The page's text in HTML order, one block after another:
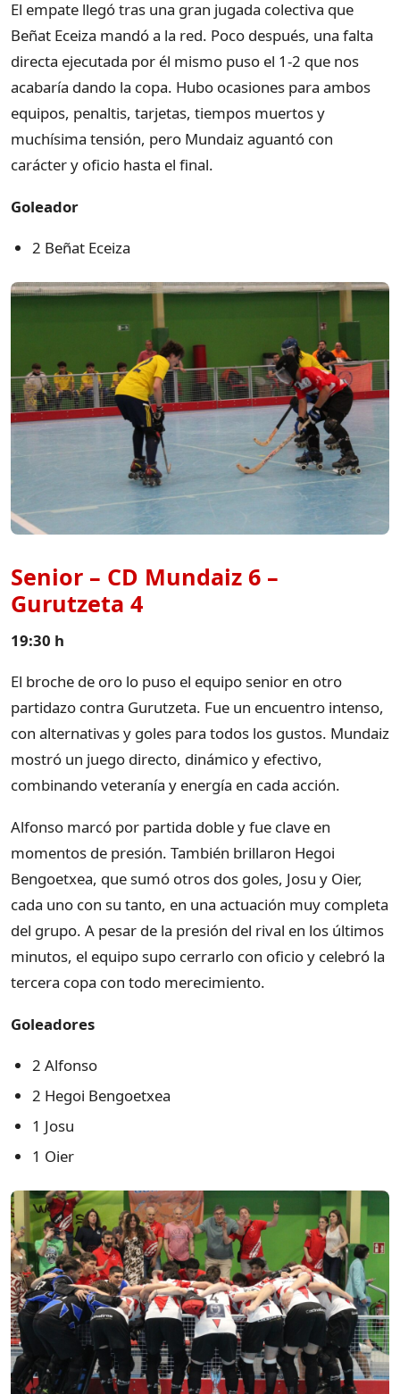
El empate llegó tras una gran jugada colectiva que
Beñat Eceiza mandó a la red. Poco después, una falta
directa ejecutada por él mismo puso el 1-2 que nos
acabaría dando la copa. Hubo ocasiones para ambos
equipos, penaltis, tarjetas, tiempos muertos y
muchísima tensión, pero Mundaiz aguantó con
carácter y oficio hasta el final.
Goleador
2 Beñat Eceiza
Senior – CD Mundaiz 6 –
Gurutzeta 4
19:30 h
El broche de oro lo puso el equipo senior en otro
partidazo contra Gurutzeta. Fue un encuentro intenso,
con alternativas y goles para todos los gustos. Mundaiz
mostró un juego directo, dinámico y efectivo,
combinando veteranía y energía en cada acción.
Alfonso marcó por partida doble y fue clave en
momentos de presión. También brillaron Hegoi
Bengoetxea, que sumó otros dos goles, Josu y Oier,
cada uno con su tanto, en una actuación muy completa
del grupo. A pesar de la presión del rival en los últimos
minutos, el equipo supo cerrarlo con oficio y celebró la
tercera copa con todo merecimiento.
Goleadores
2 Alfonso
2 Hegoi Bengoetxea
1 Josu
1 Oier